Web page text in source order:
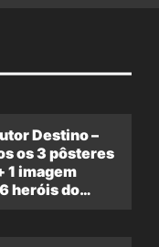
Destino –
os 3 pôsteres
1 imagem
heróis do